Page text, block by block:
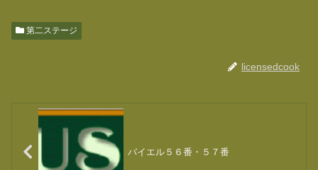
第二ステージ
licensedcook
バイエル５６番・５７番